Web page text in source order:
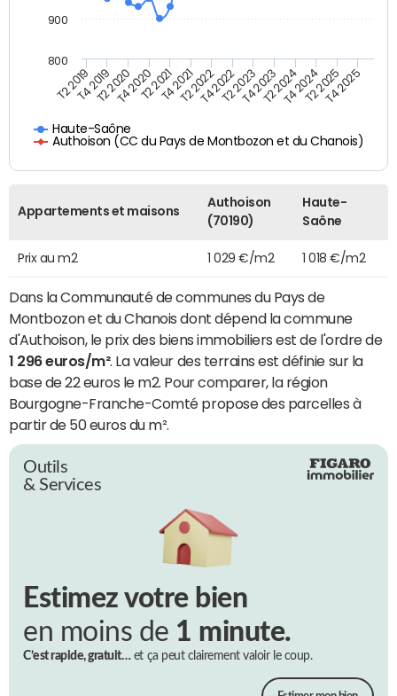
Haute-Saône
Authoison (CC du Pays de Montbozon et du Chanois)
T2 2019T4 2019T2 2020T4 2020T2 2021T4 2021T2 2022T4 2022T2 2023T4 2023T2 2024T4 2024T2 2025T4 2025
800
900
Appartements et maisons
Authoison
(70190)
Haute-
Saône
Prix au m2 1 029 €/m2 1 018 €/m2
Dans la Communauté de communes du Pays de
Montbozon et du Chanois dont dépend la commune
d'Authoison, le prix des biens immobiliers est de l'ordre de
1 296 euros/m². La valeur des terrains est définie sur la
base de 22 euros le m2. Pour comparer, la région
Bourgogne-Franche-Comté propose des parcelles à
partir de 50 euros du m².
Outils
& Services
Estimez votre bien
en moins de 1 minute.
C’est rapide, gratuit…et ça peut clairement valoir le coup.